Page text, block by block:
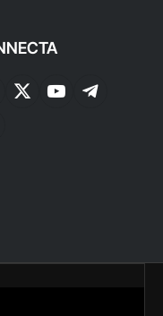
X
YouTubeTelegram